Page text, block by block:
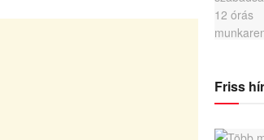
Friss